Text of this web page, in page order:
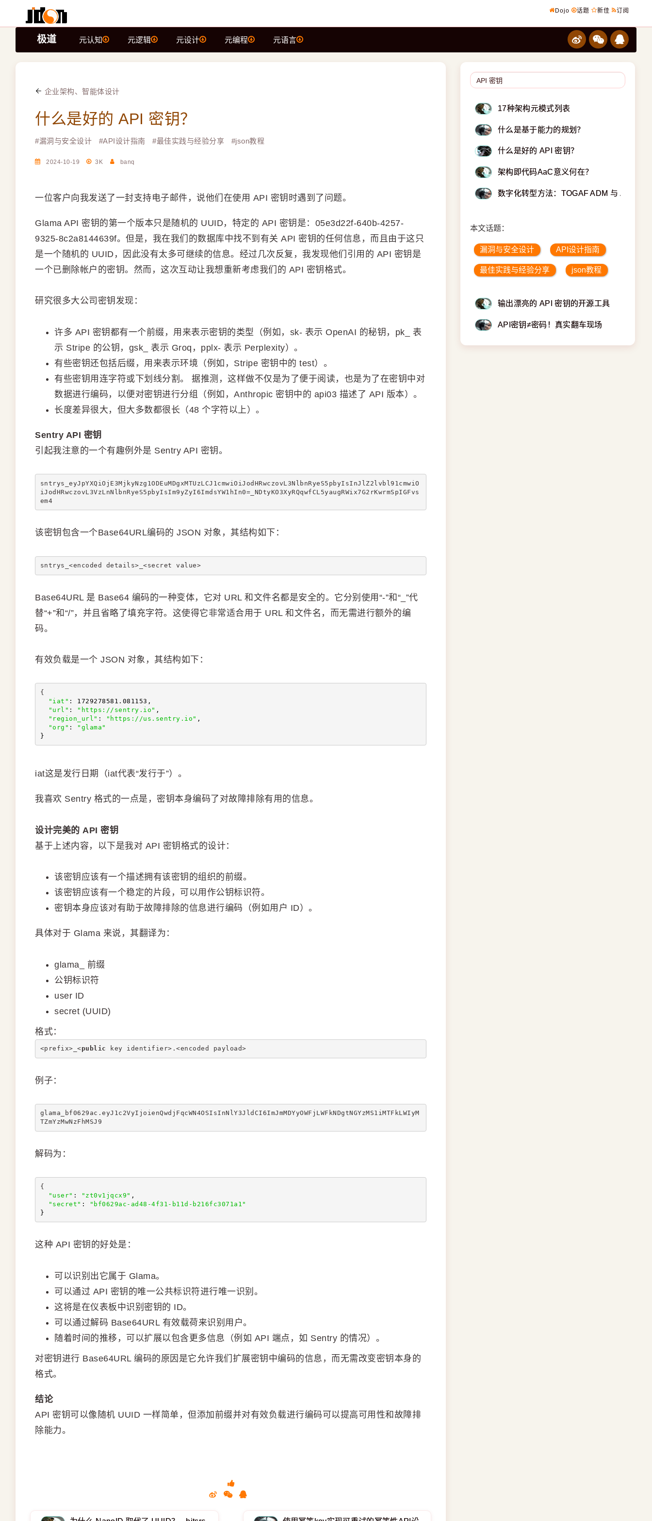
Dojo 话题 新佳 订阅
极道 元认知 元逻辑 元设计 元编程 元语言
企业架构、智能体设计
什么是好的 API 密钥？
#漏洞与安全设计 #API设计指南 #最佳实践与经验分享 #json教程
2024-10-19 3K banq
一位客户向我发送了一封支持电子邮件，说他们在使用 API 密钥时遇到了问题。
Glama API 密钥的第一个版本只是随机的 UUID，特定的 API 密钥是：05e3d22f-640b-4257-
9325-8c2a8144639f。但是，我在我们的数据库中找不到有关 API 密钥的任何信息，而且由于这只
是一个随机的 UUID，因此没有太多可继续的信息。经过几次反复，我发现他们引用的 API 密钥是
一个已删除帐户的密钥。然而，这次互动让我想重新考虑我们的 API 密钥格式。
研究很多大公司密钥发现：
许多 API 密钥都有一个前缀，用来表示密钥的类型（例如，sk- 表示 OpenAI 的秘钥，pk_ 表
示 Stripe 的公钥，gsk_ 表示 Groq，pplx- 表示 Perplexity）。
有些密钥还包括后缀，用来表示环境（例如，Stripe 密钥中的 test）。
有些密钥用连字符或下划线分割。 据推测，这样做不仅是为了便于阅读，也是为了在密钥中对
数据进行编码，以便对密钥进行分组（例如，Anthropic 密钥中的 api03 描述了 API 版本）。
长度差异很大，但大多数都很长（48 个字符以上）。
Sentry API 密钥
引起我注意的一个有趣例外是 Sentry API 密钥。
sntrys_eyJpYXQiOjE3MjkyNzg1ODEuMDgxMTUzLCJ1cmwiOiJodHRwczovL3NlbnRyeS5pbyIsInJlZ2lvbl91cmwiO
iJodHRwczovL3VzLnNlbnRyeS5pbyIsIm9yZyI6ImdsYW1hIn0=_NDtyKO3XyRQqwfCL5yaugRWix7G2rKwrmSpIGFvs
em4
该密钥包含一个Base64URL编码的 JSON 对象，其结构如下：
sntrys_<encoded details>_<secret value>
Base64URL 是 Base64 编码的一种变体，它对 URL 和文件名都是安全的。它分别使用“-”和“_”代
替“+”和“/”，并且省略了填充字符。这使得它非常适合用于 URL 和文件名，而无需进行额外的编
码。
有效负载是一个 JSON 对象，其结构如下：
{
"iat" : 1729278581.081153,
"url" : "https://sentry.io" ,
"region_url" : "https://us.sentry.io" ,
"org" :
"glama"
}
iat这是发行日期（iat代表“发行于”）。
我喜欢 Sentry 格式的一点是，密钥本身编码了对故障排除有用的信息。
设计完美的 API 密钥
基于上述内容，以下是我对 API 密钥格式的设计：
该密钥应该有一个描述拥有该密钥的组织的前缀。
该密钥应该有一个稳定的片段，可以用作公钥标识符。
密钥本身应该对有助于故障排除的信息进行编码（例如用户 ID）。
具体对于 Glama 来说，其翻译为：
glama_ 前缀
公钥标识符
user ID
secret (UUID)
格式：
<prefix>_<public key identifier>.<encoded payload>
例子：
glama_bf0629ac.eyJ1c2VyIjoienQwdjFqcWN4OSIsInNlY3JldCI6ImJmMDYyOWFjLWFkNDgtNGYzMS1iMTFkLWIyM
TZmYzMwNzFhMSJ9
解码为：
{
"user" : "zt0v1jqcx9" ,
"secret" :
"bf0629ac-ad48-4f31-b11d-b216fc3071a1"
}
这种 API 密钥的好处是：
可以识别出它属于 Glama。
可以通过 API 密钥的唯一公共标识符进行唯一识别。
这将是在仪表板中识别密钥的 ID。
可以通过解码 Base64URL 有效载荷来识别用户。
随着时间的推移，可以扩展以包含更多信息（例如 API 端点，如 Sentry 的情况）。
对密钥进行 Base64URL 编码的原因是它允许我们扩展密钥中编码的信息，而无需改变密钥本身的
格式。
结论
API 密钥可以像随机 UUID 一样简单，但添加前缀并对有效负载进行编码可以提高可用性和故障排
除能力。
17种架构元模式列表
什么是基于能力的规划？
什么是好的 API 密钥？
架构即代码AaC意义何在？
数字化转型方法：TOGAF ADM 与
本文话题：
漏洞与安全设计 API设计指南
最佳实践与经验分享 json教程
输出漂亮的 API 密钥的开源工具
API密钥≠密码！真实翻车现场